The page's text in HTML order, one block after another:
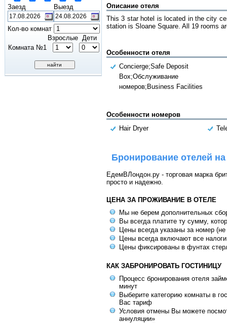
Заезд Выезд
Кол-во комнат
Взрослые Дети
Комната №1
Описание отеля
This 3 star hotel is located in the city
station is Sloane Square. All 19 rooms
Особенности отеля
Concierge;Safe Deposit
Box;Обслуживание
номеров;Business Facilities
Особенности номеров
Hair Dryer
Бронирование отелей
ЕдемВЛондон.ру - торговая марка
просто и надежно.
ЦЕНА ЗА ПРОЖИВАНИЕ В ОТЕЛЕ
Мы не берем дополнительных
Вы всегда платите ту сумму,
Цены всегда указаны за номер
Цены всегда включают все
Цены фиксированы в фунтах
КАК ЗАБРОНИРОВАТЬ ГОСТИНИЦУ
Процесс бронирования отеля
минут
Выберите категорию комнаты в
Вас тариф
Условия отмены Вы можете
аннуляции»